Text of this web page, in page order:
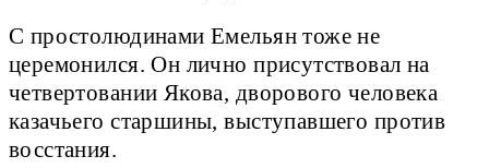
С простолюдинами Емельян тоже не
церемонился. Он лично присутствовал на
четвертовании Якова, дворового человека
казачьего старшины, выступавшего против
восстания.